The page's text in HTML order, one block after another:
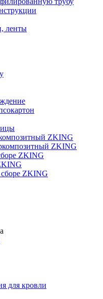
ленты
ZKING
ZKING
ZKING
ZKING
для кровли